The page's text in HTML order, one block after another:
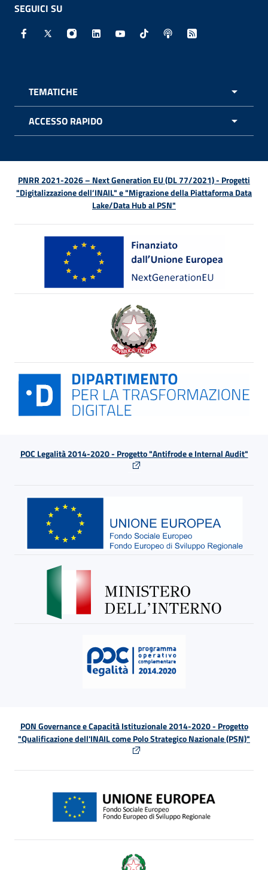
SEGUICI SU
Facebook - Sito esterno - Apertura in nuova finestra
X - Sito esterno - Apertura in nuova finestra
Instagram - Sito esterno - Apertura in
Linkedin - Sito esterno - Apertura in
Youtube - Sito esterno -
TikTok - Sito esterno -
Spreaker - Sito
Feed RSS -
TEMATICHE
ACCESSO RAPIDO
PNRR 2021-2026 – Next Generation EU (DL 77/2021) - Progetti
"Digitalizzazione dell’INAIL" e "Migrazione della Piattaforma Data
Lake/Data Hub al PSN"
POC Legalità 2014-2020 - Progetto "Antifrode e Internal Audit"
PON Governance e Capacità Istituzionale 2014-2020 - Progetto
"Qualificazione dell'INAIL come Polo Strategico Nazionale (PSN)"